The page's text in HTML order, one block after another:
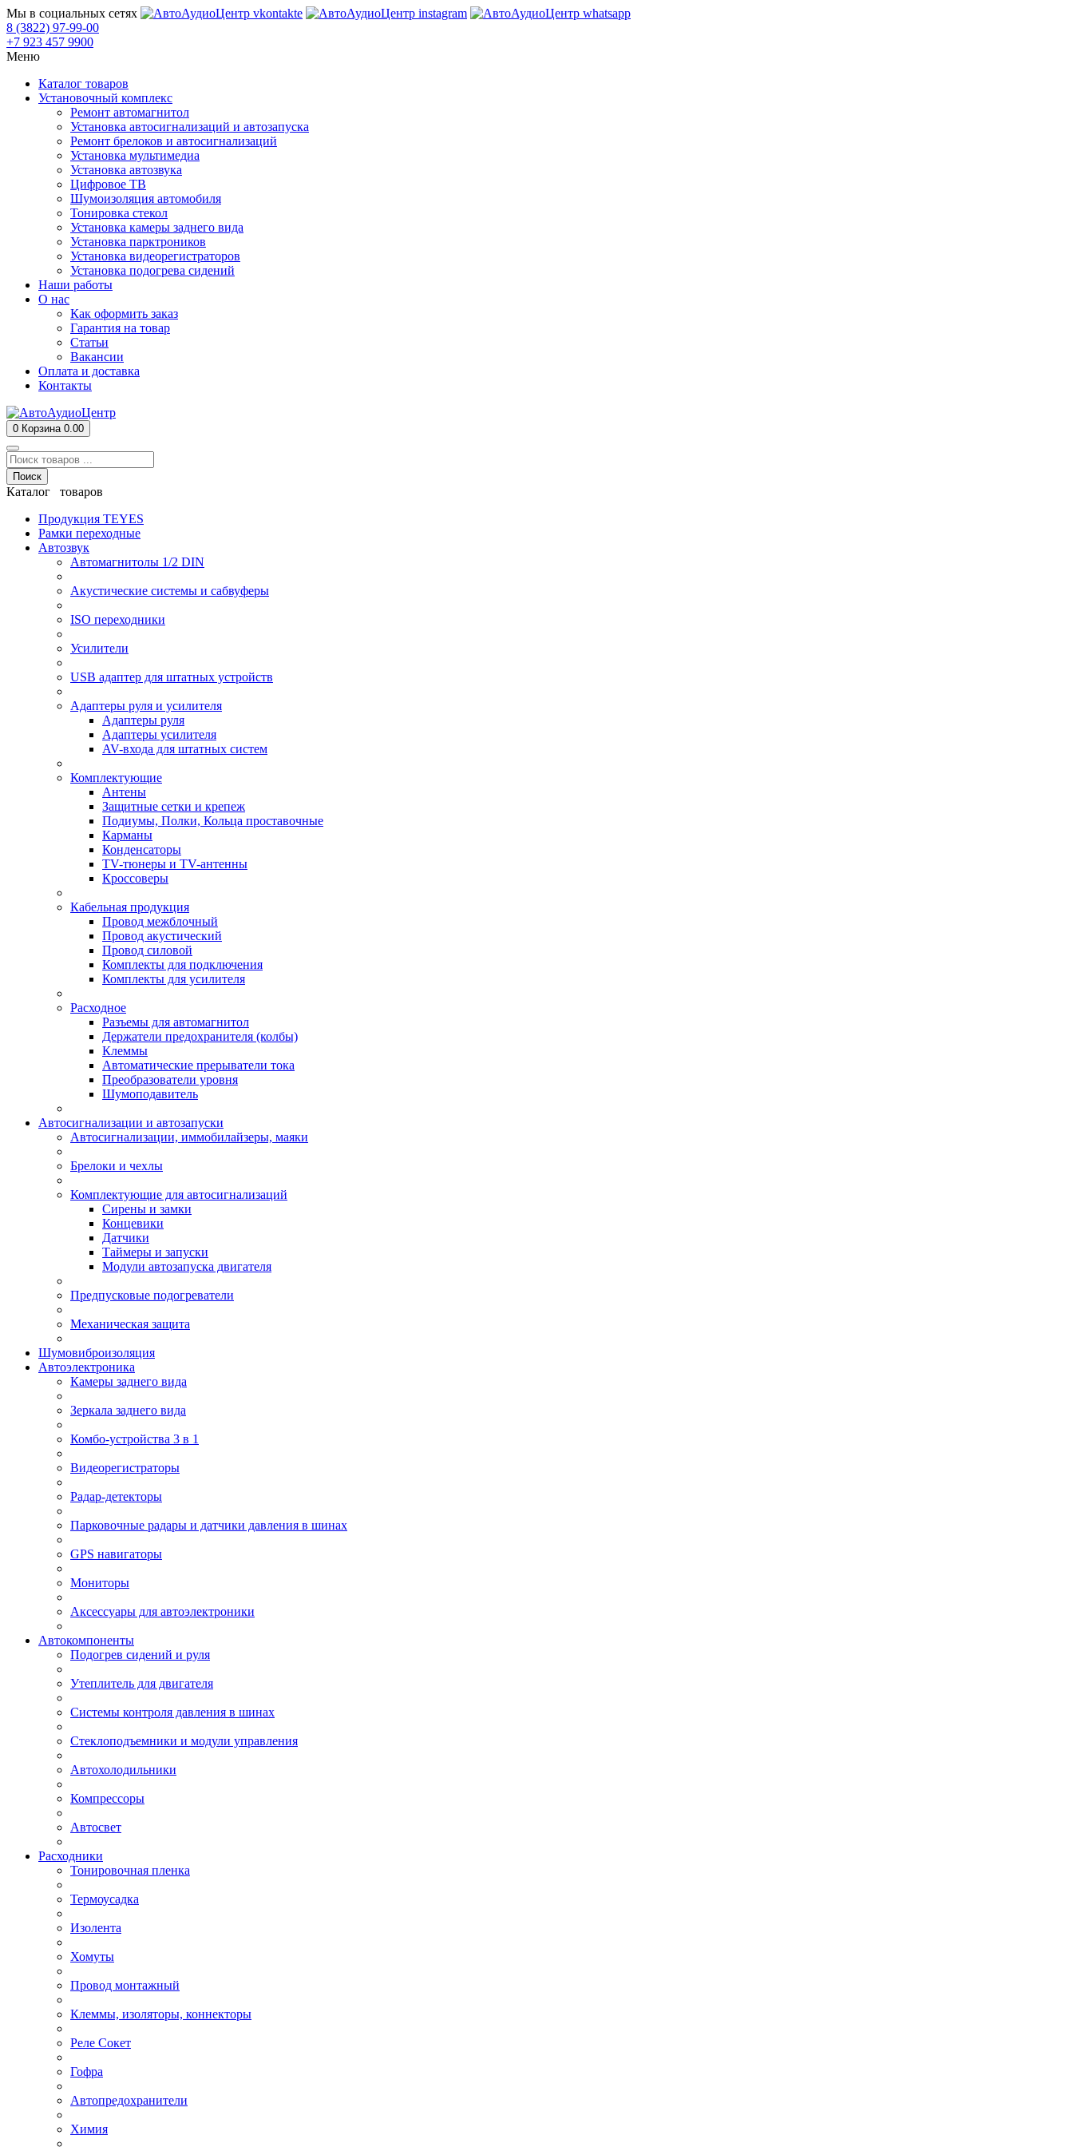
Мы в социальных сетях
8 (3822) 97-99-00
+7 923 457 9900
Меню
Каталог товаров
Установочный комплекс
Ремонт автомагнитол
Установка автосигнализаций и автозапуска
Ремонт брелоков и автосигнализаций
Установка мультимедиа
Установка автозвука
Цифровое ТВ
Шумоизоляция автомобиля
Тонировка стекол
Установка камеры заднего вида
Установка парктроников
Установка видеорегистраторов
Установка подогрева сидений
Наши работы
О нас
Как оформить заказ
Гарантия на товар
Статьи
Вакансии
Оплата и доставка
Контакты
0 Корзина 0.00
Поиск
Каталог товаров
Продукция TEYES
Рамки переходные
Автозвук
Автомагнитолы 1/2 DIN
Акустические системы и сабвуферы
ISO переходники
Усилители
USB адаптер для штатных устройств
Адаптеры руля и усилителя
Адаптеры руля
Адаптеры усилителя
AV-входа для штатных систем
Комплектующие
Антены
Защитные сетки и крепеж
Подиумы, Полки, Кольца проставочные
Карманы
Конденсаторы
TV-тюнеры и TV-антенны
Кроссоверы
Кабельная продукция
Провод межблочный
Провод акустический
Провод силовой
Комплекты для подключения
Комплекты для усилителя
Расходное
Разъемы для автомагнитол
Держатели предохранителя (колбы)
Клеммы
Автоматические прерыватели тока
Преобразователи уровня
Шумоподавитель
Автосигнализации и автозапуски
Автосигнализации, иммобилайзеры, маяки
Брелоки и чехлы
Комплектующие для автосигнализаций
Сирены и замки
Концевики
Датчики
Таймеры и запуски
Модули автозапуска двигателя
Предпусковые подогреватели
Механическая защита
Шумовиброизоляция
Автоэлектроника
Камеры заднего вида
Зеркала заднего вида
Комбо-устройства 3 в 1
Видеорегистраторы
Радар-детекторы
Парковочные радары и датчики давления в шинах
GPS навигаторы
Мониторы
Аксессуары для автоэлектроники
Автокомпоненты
Подогрев сидений и руля
Утеплитель для двигателя
Системы контроля давления в шинах
Стеклоподъемники и модули управления
Автохолодильники
Компрессоры
Автосвет
Расходники
Тонировочная пленка
Термоусадка
Изолента
Хомуты
Провод монтажный
Клеммы, изоляторы, коннекторы
Реле Сокет
Гофра
Автопредохранители
Химия